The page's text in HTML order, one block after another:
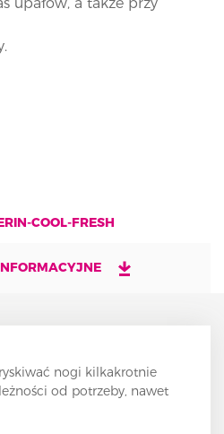
COOL-FRESH
nogi kilkakrotnie
od potrzeby, nawet